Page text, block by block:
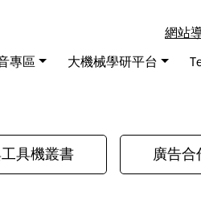
網站
專區 大機械學研平台
具機叢書 廣告合